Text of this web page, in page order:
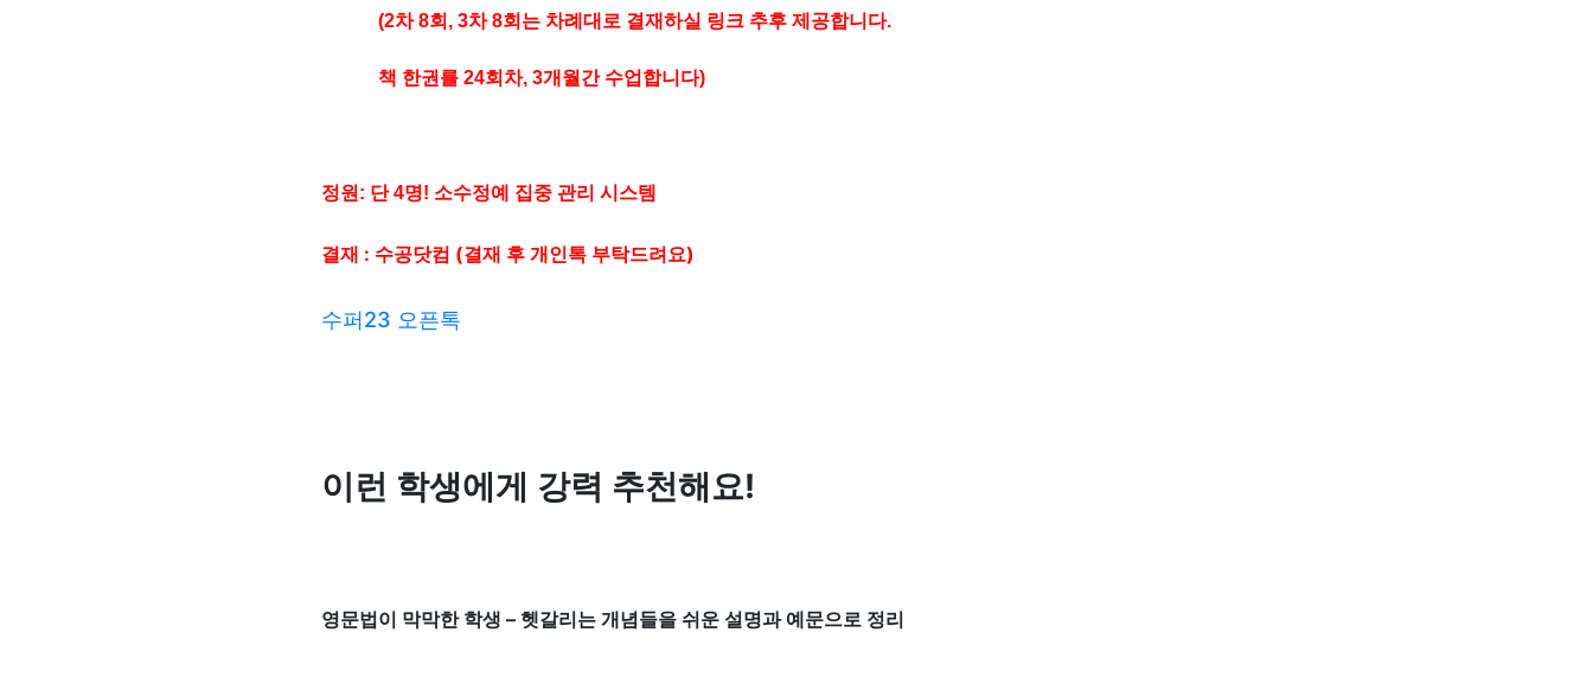
(2차 8회, 3차 8회는 차례대로 결재하실 링크 추후 제공합니다.
책 한권를 24회차, 3개월간 수업합니다)
정원: 단 4명! 소수정예 집중 관리 시스템
결재 : 수공닷컴 (결재 후 개인톡 부탁드려요)
수퍼23 오픈톡
이런 학생에게 강력 추천해요!
영문법이 막막한 학생 – 헷갈리는 개념들을 쉬운 설명과 예문으로 정리